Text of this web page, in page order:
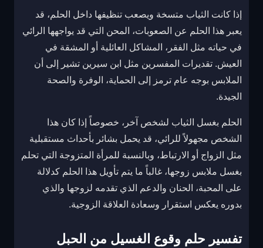
إذا كانت الثياب متسخة ويصعب تنظيفها داخل الحلم، قد
يعبر هذا الحلم عن الصعوبات، المحن التي قد يواجهها الرائي
في حياته مثل الفقر، المشاكل العائلية أو المشقة في
العيش. تقديرات المفسرين مثل ابن سيرين تشير إلى أن
الملابس بوجه عام ترمز إلى الحماية، الوفرة والصحة
الجيدة.
الحلم بغسل الثياب لشخص آخر، خصوصاً إذا كان هذا
الشخص مجهولاً للرائي، قد يحمل بشائر بأحداث مستقبلية
مثل الزواج أو الارتباط، وبالنسبة للمرأة المتزوجة التي تحلم
بغسل ملابس زوجها، غالباً ما يتم تأويل هذا الحلم كدلالة
على المحبة، الحنان والدعم الذي تقدمه لزوجها والذي
بدوره يعكس استقرار وسعادة العلاقة الزوجية.
تفسير حلم وقوع الغسيل من الحبل